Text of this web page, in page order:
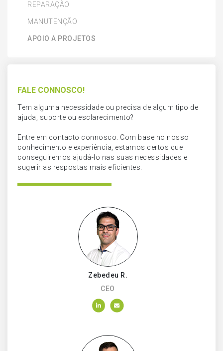
REPARAÇÃO
MANUTENÇÃO
APOIO A PROJETOS
FALE CONNOSCO!
Tem alguma necessidade ou precisa de algum tipo de
ajuda, suporte ou esclarecimento?
Entre em contacto connosco. Com base no nosso
conhecimento e experiência, estamos certos que
conseguiremos ajudá-lo nas suas necessidades e
sugerir as respostas mais eficientes.
Zebedeu R.
CEO